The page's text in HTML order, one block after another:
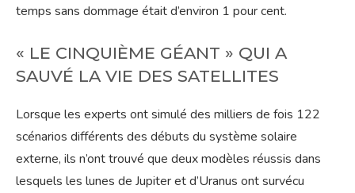
temps sans dommage était d’environ 1 pour cent.
« LE CINQUIÈME GÉANT » QUI A
SAUVÉ LA VIE DES SATELLITES
Lorsque les experts ont simulé des milliers de fois 122
scénarios différents des débuts du système solaire
externe, ils n’ont trouvé que deux modèles réussis dans
lesquels les lunes de Jupiter et d’Uranus ont survécu